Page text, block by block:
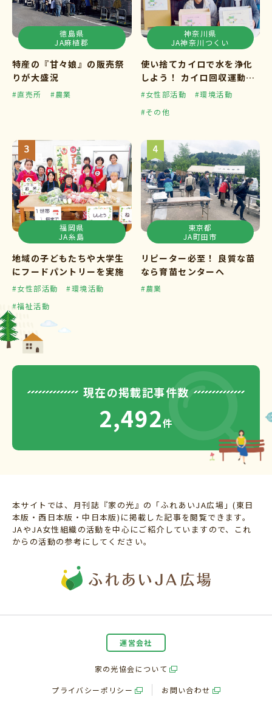
徳島県
JA麻植郡
特産の『甘々娘』の販売祭
りが大盛況
#直売所 #農業
神奈川県
JA神奈川つくい
使い捨てカイロで水を浄化
しよう！ カイロ回収運動ス
タート
#女性部活動
#環境活動
#その他
福岡県
JA糸島
地域の子どもたちや大学生
にフードパントリーを実施
#女性部活動
#環境活動
#福祉活動
東京都
JA町田市
リピーター必至！ 良質な苗
なら育苗センターへ
#農業
現在の掲載記事件数
2,492件
本サイトでは、月刊誌『家の光』の「ふれあいJA広場」(東日
本版・西日本版・中日本版)に掲載した記事を閲覧できます。
JAやJA女性組織の活動を中心にご紹介していますので、これ
からの活動の参考にしてください。
運営会社
家の光協会について
プライバシーポリシー お問い合わせ